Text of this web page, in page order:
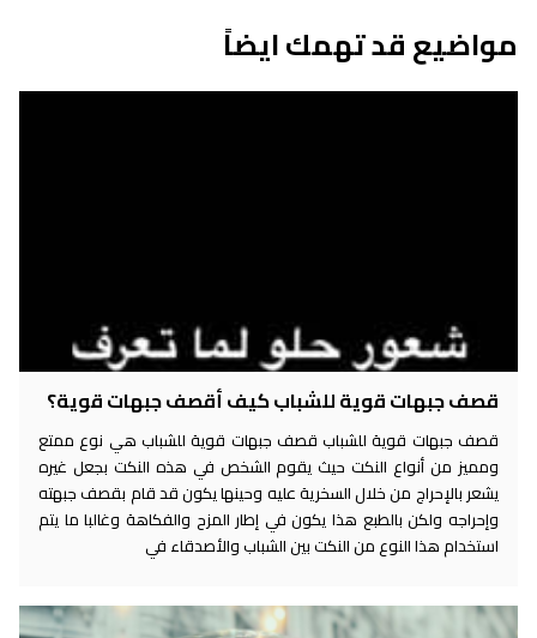
مواضيع قد تهمك ايضاً
قصف جبهات قوية للشباب كيف أقصف جبهات قوية؟
قصف جبهات قوية للشباب قصف جبهات قوية للشباب هي نوع ممتع
ومميز من أنواع النكت حيث يقوم الشخص في هذه النكت بجعل غيره
يشعر بالإحراج من خلال السخرية عليه وحينها يكون قد قام بقصف جبهته
وإحراجه ولكن بالطبع هذا يكون في إطار المزح والفكاهة وغالبا ما يتم
استخدام هذا النوع من النكت بين الشباب والأصدقاء في